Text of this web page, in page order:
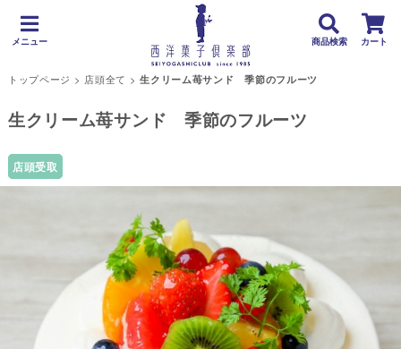
メニュー 商品検索 カート
トップページ > 店頭全て >生クリーム苺サンド 季節のフルーツ
生クリーム苺サンド 季節のフルーツ
店頭受取